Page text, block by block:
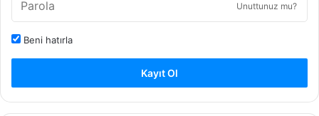
Unuttunuz mu?
Beni hatırla
Kayıt Ol